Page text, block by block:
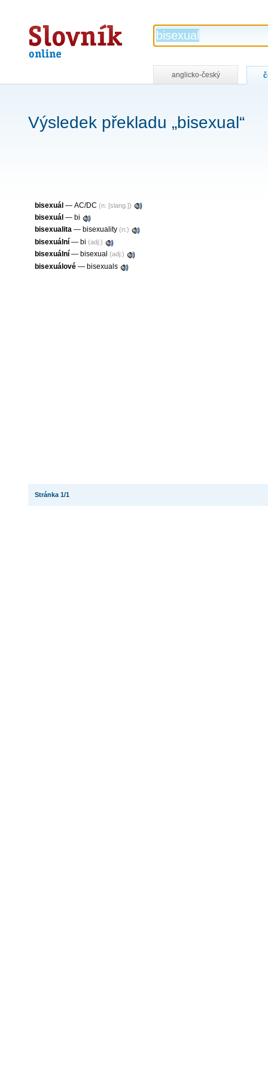
Slovník
online
anglicko-český
Výsledek překladu „bisexual“
bisexuál — AC/DC (n: [slang.])
bisexuál — bi
bisexualita — bisexuality (n:)
bisexuální — bi (adj:)
bisexuální — bisexual (adj:)
bisexuálové — bisexuals
Stránka 1/1